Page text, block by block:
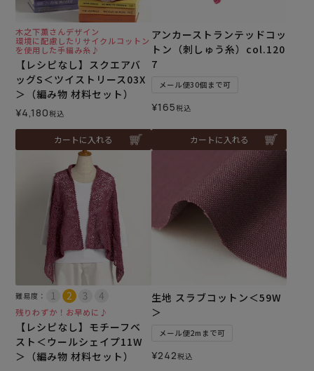
木之下薫さんデザイン
環境に配慮したリサイクルコットン
を使用した手編み糸♪
【レシピなし】スクエアバ
ッグS＜ツイストリース03X
＞（編み物 材料セット）
¥4,180税込
カートに入れる
アンカーストランテッドコッ
トン（刺しゅう糸）col.120
7
メール便30個まで可
¥165税込
カートに入れる
難易度：
残りわずか！お早めに♪
【レシピなし】モチーフベ
スト＜ウールシェイプ11W
＞（編み物 材料セット）
生地 スラブコットン＜59W
＞
メール便2mまで可
¥242税込